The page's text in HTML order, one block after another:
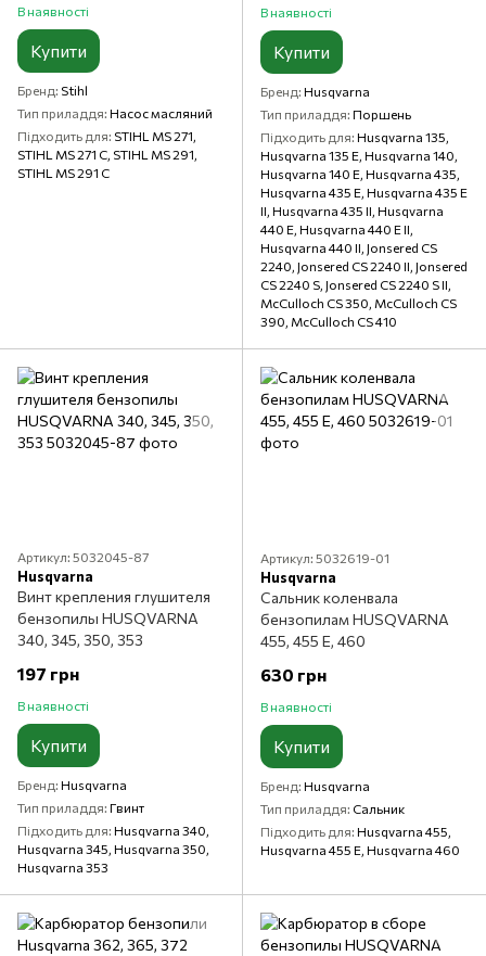
В наявності
Купити
Бренд Stihl
Тип приладдя Насос масляний
Підходить для STIHL MS 271,
STIHL MS 271 C, STIHL MS 291,
STIHL MS 291 C
В наявності
Купити
Бренд Husqvarna
Тип приладдя Поршень
Підходить для Husqvarna 135,
Husqvarna 135 E, Husqvarna 140,
Husqvarna 140 E, Husqvarna 435,
Husqvarna 435 E, Husqvarna 435 E
II, Husqvarna 435 II, Husqvarna
440 E, Husqvarna 440 E II,
Husqvarna 440 II, Jonsered CS
2240, Jonsered CS 2240 II, Jonsered
CS 2240 S, Jonsered CS 2240 S II,
McCulloch CS 350, McCulloch CS
390, McCulloch CS 410
Артикул: 5032045-87
Husqvarna
Винт крепления глушителя
бензопилы HUSQVARNA
340, 345, 350, 353
197 грн
В наявності
Купити
Бренд Husqvarna
Тип приладдя Гвинт
Підходить для Husqvarna 340,
Husqvarna 345, Husqvarna 350,
Husqvarna 353
Артикул: 5032619-01
Husqvarna
Сальник коленвала
бензопилам HUSQVARNA
455, 455 E, 460
630 грн
В наявності
Купити
Бренд Husqvarna
Тип приладдя Сальник
Підходить для Husqvarna 455,
Husqvarna 455 E, Husqvarna 460